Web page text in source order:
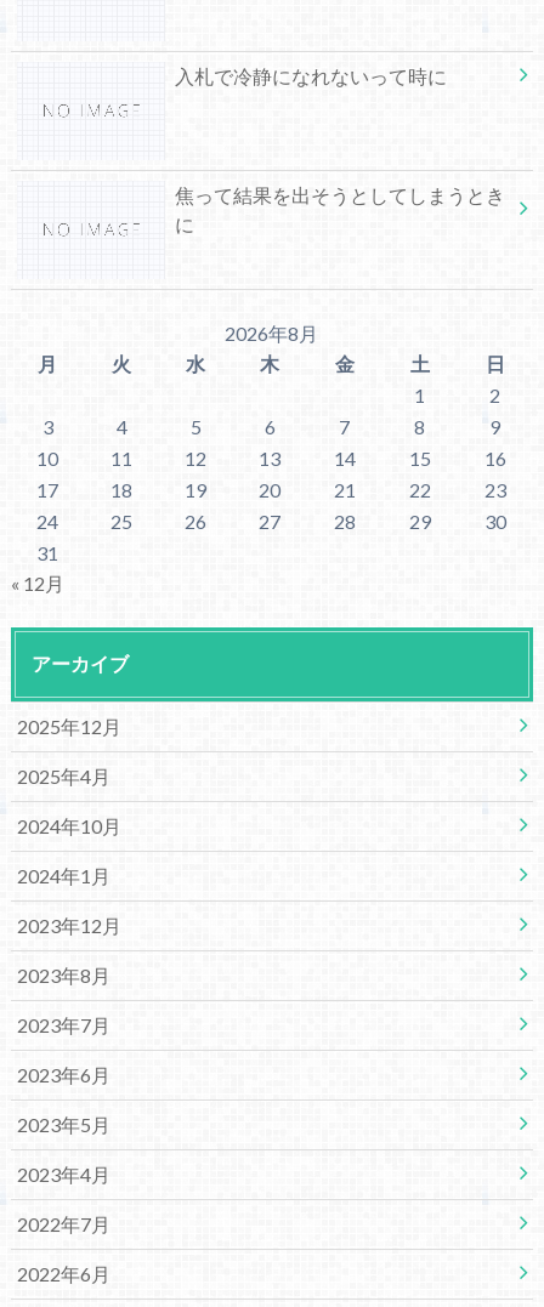
入札で冷静になれないって時に
焦って結果を出そうとしてしまうとき
に
2026年8月
月
火 水 木 金 土
日
1
2
3
4 5 6 7 8
9
10
11 12 13 14 15
16
17
18 19 20 21 22
23
24
25 26 27 28 29
30
31
« 12月
アーカイブ
2025年12月
2025年4月
2024年10月
2024年1月
2023年12月
2023年8月
2023年7月
2023年6月
2023年5月
2023年4月
2022年7月
2022年6月